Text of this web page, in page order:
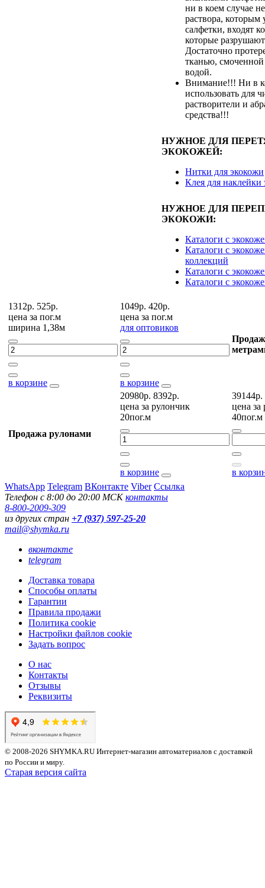
ни в коем случае
раствора,
салфетки, входят
которые
Достаточно
тканью,
водой.
Внимание!!! Ни в
использовать для
растворители и
средства!!!
НУЖНОЕ ДЛЯ
ЭКОКОЖЕЙ:
Нитки для экокожи
Клея для наклейки
НУЖНОЕ ДЛЯ
ЭКОКОЖИ:
Каталоги с
Каталоги с
коллекций
Каталоги с
Каталоги с
1312р. 525р.
цена за пог.м
ширина 1,38м
в корзине
1049р. 420р.
цена за пог.м
для оптовиков
в корзине
Продажа рулонами
20980р. 8392р.
цена за рулончик
20пог.м
в корзине
39144р.
цена за
40пог.м
в
WhatsApp Telegram ВКонтакте Viber Ссылка
Телефон с 8:00 до 20:00 МСКконтакты
8-800-2009-309
из других стран +7 (937) 597-25-20
mail@shymka.ru
вконтакте
telegram
Доставка товара
Способы оплаты
Гарантии
Правила продажи
Политика cookie
Настройки файлов cookie
Задать вопрос
О нас
Контакты
Отзывы
Реквизиты
© 2008-2026 SHYMKA.RU Интернет-магазин автоматериалов с доставкой
по России и миру.
Старая версия сайта